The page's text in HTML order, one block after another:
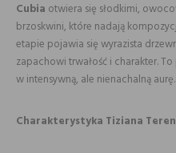
Cubia otwiera się słodkimi,
brzoskwini, które nadają
etapie pojawia się wyrazista
zapachowi trwałość i charakter.
w intensywną, ale nienachalną aurę.
Charakterystyka Tiziana